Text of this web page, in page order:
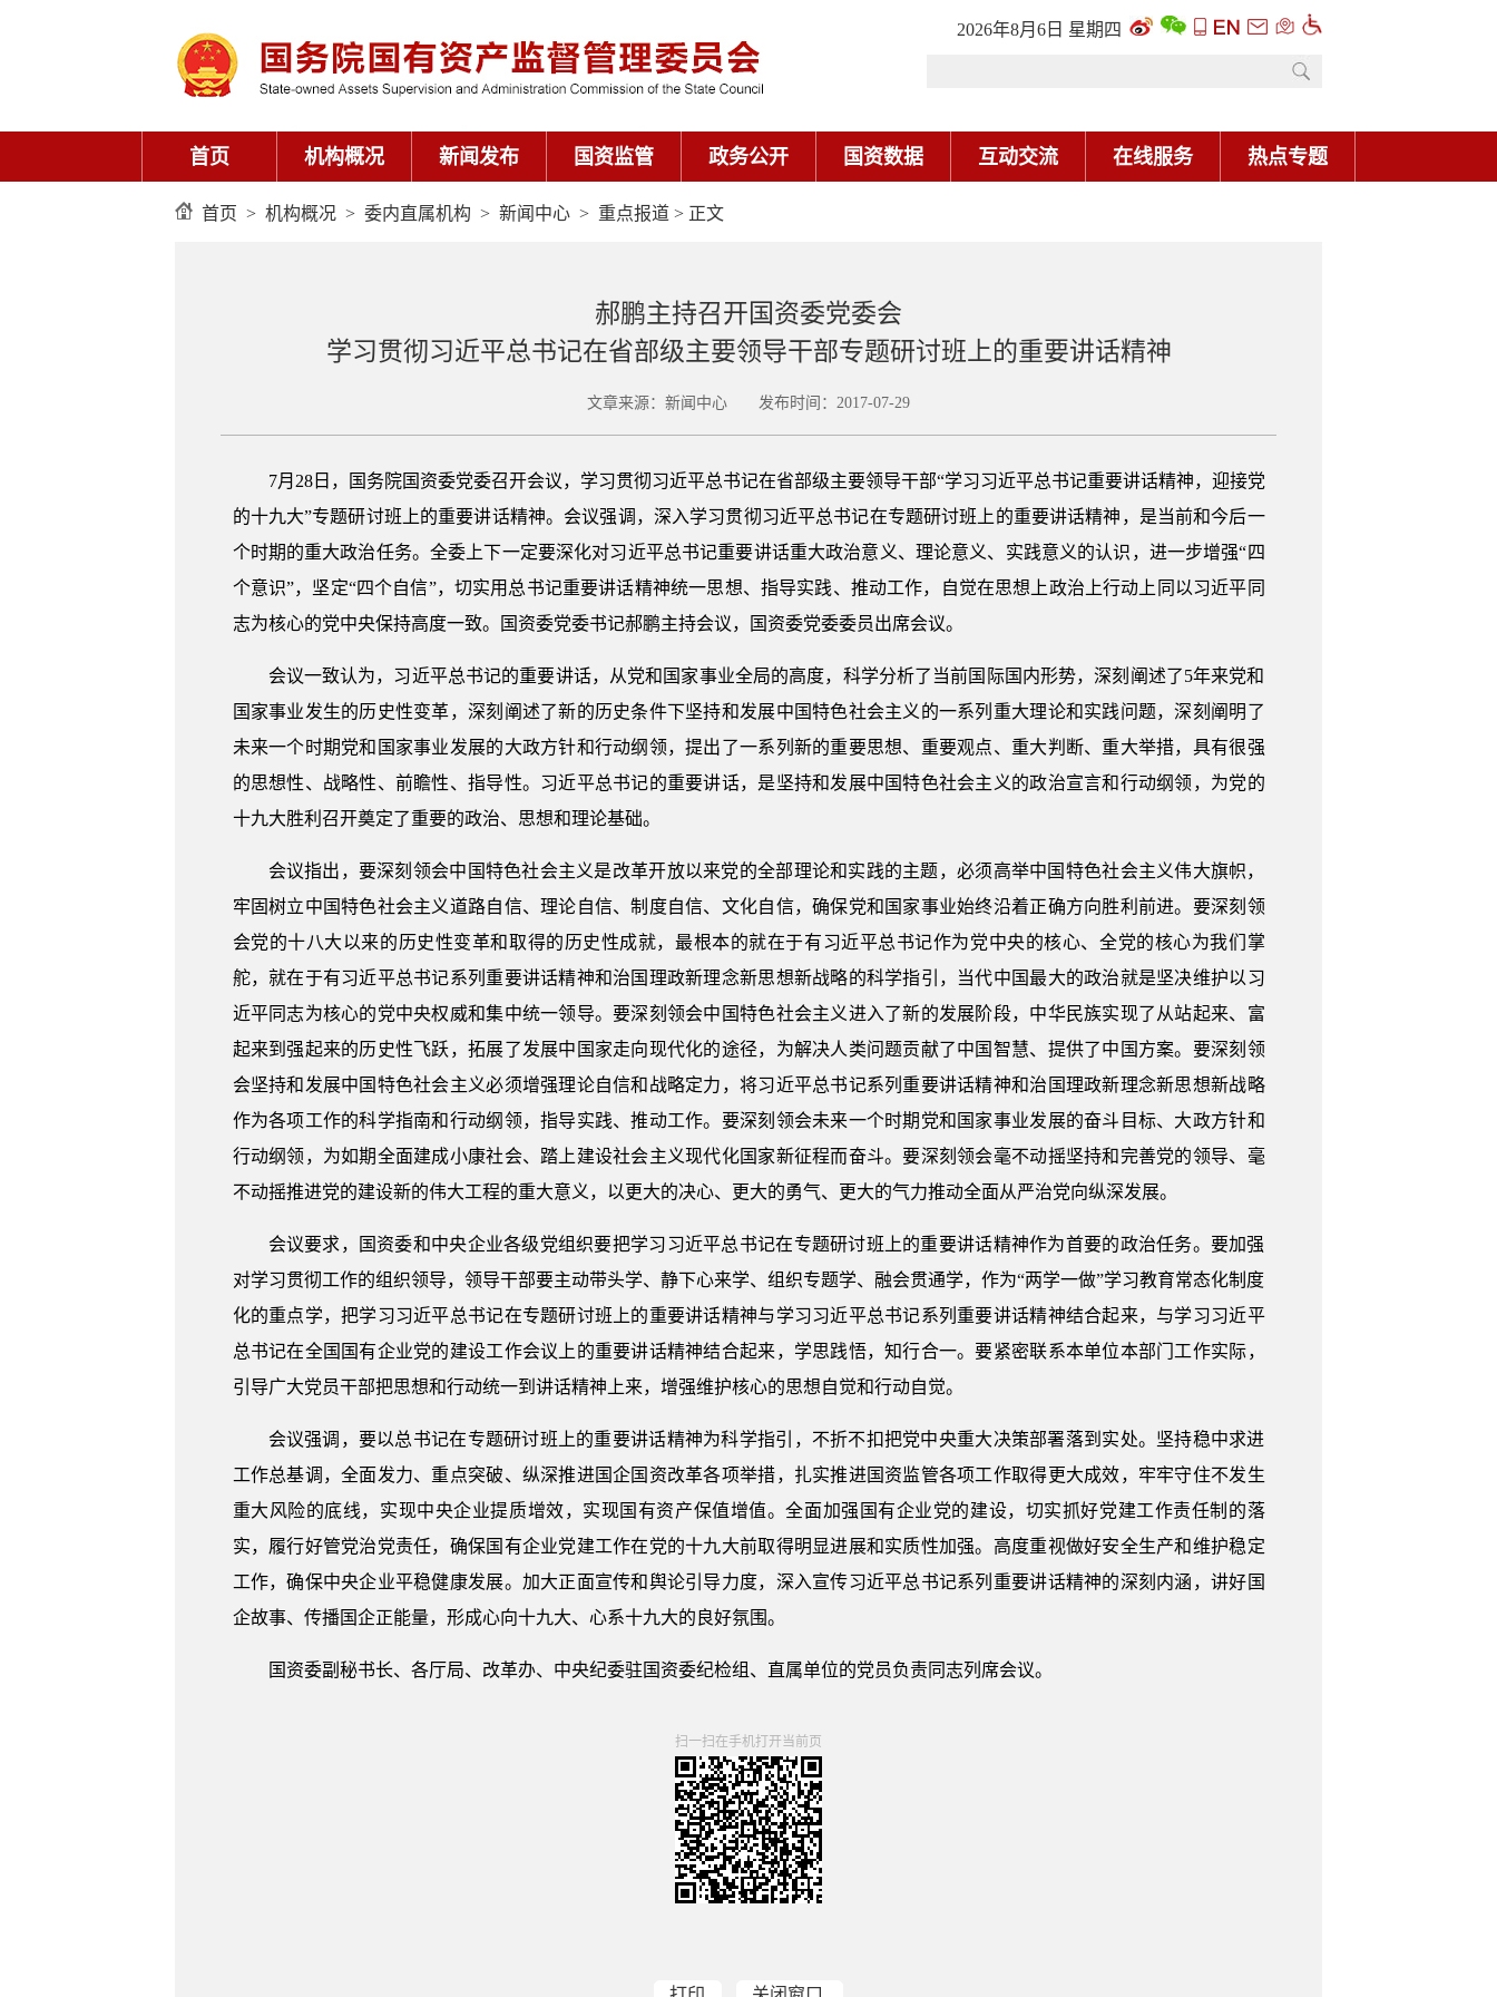
2026年8月6日 星期四
首页 机构概况 新闻发布 国资监管 政务公开 国资数据 互动交流 在线服务 热点专题
首页 > 机构概况 > 委内直属机构 > 新闻中心 > 重点报道 > 正文
郝鹏主持召开国资委党委会
学习贯彻习近平总书记在省部级主要领导干部专题研讨班上的重要讲话精神
文章来源：新闻中心 发布时间：2017-07-29
7月28日，国务院国资委党委召开会议，学习贯彻习近平总书记在省部级主要领导干部“学习习近平总书记重要讲话精神，迎接党
的十九大”专题研讨班上的重要讲话精神。会议强调，深入学习贯彻习近平总书记在专题研讨班上的重要讲话精神，是当前和今后一
个时期的重大政治任务。全委上下一定要深化对习近平总书记重要讲话重大政治意义、理论意义、实践意义的认识，进一步增强“四
个意识”，坚定“四个自信”，切实用总书记重要讲话精神统一思想、指导实践、推动工作，自觉在思想上政治上行动上同以习近平同
志为核心的党中央保持高度一致。国资委党委书记郝鹏主持会议，国资委党委委员出席会议。
会议一致认为，习近平总书记的重要讲话，从党和国家事业全局的高度，科学分析了当前国际国内形势，深刻阐述了5年来党和
国家事业发生的历史性变革，深刻阐述了新的历史条件下坚持和发展中国特色社会主义的一系列重大理论和实践问题，深刻阐明了
未来一个时期党和国家事业发展的大政方针和行动纲领，提出了一系列新的重要思想、重要观点、重大判断、重大举措，具有很强
的思想性、战略性、前瞻性、指导性。习近平总书记的重要讲话，是坚持和发展中国特色社会主义的政治宣言和行动纲领，为党的
十九大胜利召开奠定了重要的政治、思想和理论基础。
会议指出，要深刻领会中国特色社会主义是改革开放以来党的全部理论和实践的主题，必须高举中国特色社会主义伟大旗帜，
牢固树立中国特色社会主义道路自信、理论自信、制度自信、文化自信，确保党和国家事业始终沿着正确方向胜利前进。要深刻领
会党的十八大以来的历史性变革和取得的历史性成就，最根本的就在于有习近平总书记作为党中央的核心、全党的核心为我们掌
舵，就在于有习近平总书记系列重要讲话精神和治国理政新理念新思想新战略的科学指引，当代中国最大的政治就是坚决维护以习
近平同志为核心的党中央权威和集中统一领导。要深刻领会中国特色社会主义进入了新的发展阶段，中华民族实现了从站起来、富
起来到强起来的历史性飞跃，拓展了发展中国家走向现代化的途径，为解决人类问题贡献了中国智慧、提供了中国方案。要深刻领
会坚持和发展中国特色社会主义必须增强理论自信和战略定力，将习近平总书记系列重要讲话精神和治国理政新理念新思想新战略
作为各项工作的科学指南和行动纲领，指导实践、推动工作。要深刻领会未来一个时期党和国家事业发展的奋斗目标、大政方针和
行动纲领，为如期全面建成小康社会、踏上建设社会主义现代化国家新征程而奋斗。要深刻领会毫不动摇坚持和完善党的领导、毫
不动摇推进党的建设新的伟大工程的重大意义，以更大的决心、更大的勇气、更大的气力推动全面从严治党向纵深发展。
会议要求，国资委和中央企业各级党组织要把学习习近平总书记在专题研讨班上的重要讲话精神作为首要的政治任务。要加强
对学习贯彻工作的组织领导，领导干部要主动带头学、静下心来学、组织专题学、融会贯通学，作为“两学一做”学习教育常态化制度
化的重点学，把学习习近平总书记在专题研讨班上的重要讲话精神与学习习近平总书记系列重要讲话精神结合起来，与学习习近平
总书记在全国国有企业党的建设工作会议上的重要讲话精神结合起来，学思践悟，知行合一。要紧密联系本单位本部门工作实际，
引导广大党员干部把思想和行动统一到讲话精神上来，增强维护核心的思想自觉和行动自觉。
会议强调，要以总书记在专题研讨班上的重要讲话精神为科学指引，不折不扣把党中央重大决策部署落到实处。坚持稳中求进
工作总基调，全面发力、重点突破、纵深推进国企国资改革各项举措，扎实推进国资监管各项工作取得更大成效，牢牢守住不发生
重大风险的底线，实现中央企业提质增效，实现国有资产保值增值。全面加强国有企业党的建设，切实抓好党建工作责任制的落
实，履行好管党治党责任，确保国有企业党建工作在党的十九大前取得明显进展和实质性加强。高度重视做好安全生产和维护稳定
工作，确保中央企业平稳健康发展。加大正面宣传和舆论引导力度，深入宣传习近平总书记系列重要讲话精神的深刻内涵，讲好国
企故事、传播国企正能量，形成心向十九大、心系十九大的良好氛围。
国资委副秘书长、各厅局、改革办、中央纪委驻国资委纪检组、直属单位的党员负责同志列席会议。
扫一扫在手机打开当前页